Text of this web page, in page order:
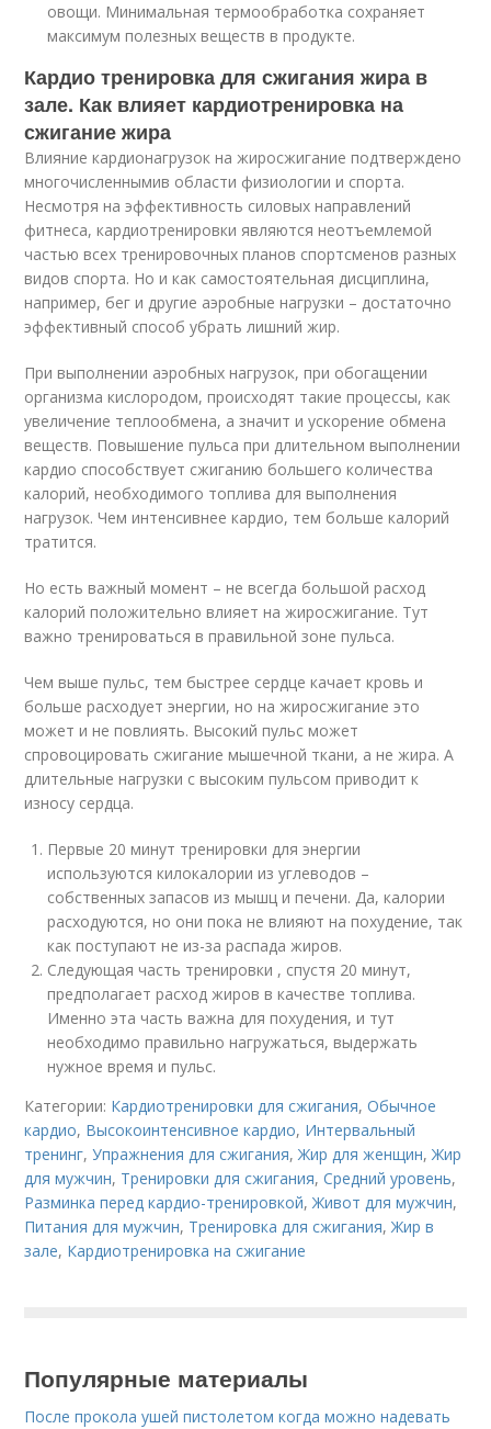
овощи. Минимальная термообработка сохраняет
максимум полезных веществ в продукте.
Кардио тренировка для сжигания жира в
зале. Как влияет кардиотренировка на
сжигание жира
Влияние кардионагрузок на жиросжигание подтверждено
многочисленнымив области физиологии и спорта.
Несмотря на эффективность силовых направлений
фитнеса, кардиотренировки являются неотъемлемой
частью всех тренировочных планов спортсменов разных
видов спорта. Но и как самостоятельная дисциплина,
например, бег и другие аэробные нагрузки – достаточно
эффективный способ убрать лишний жир.
При выполнении аэробных нагрузок, при обогащении
организма кислородом, происходят такие процессы, как
увеличение теплообмена, а значит и ускорение обмена
веществ. Повышение пульса при длительном выполнении
кардио способствует сжиганию большего количества
калорий, необходимого топлива для выполнения
нагрузок. Чем интенсивнее кардио, тем больше калорий
тратится.
Но есть важный момент – не всегда большой расход
калорий положительно влияет на жиросжигание. Тут
важно тренироваться в правильной зоне пульса.
Чем выше пульс, тем быстрее сердце качает кровь и
больше расходует энергии, но на жиросжигание это
может и не повлиять. Высокий пульс может
спровоцировать сжигание мышечной ткани, а не жира. А
длительные нагрузки с высоким пульсом приводит к
износу сердца.
Первые 20 минут тренировки для энергии
используются килокалории из углеводов –
собственных запасов из мышц и печени. Да, калории
расходуются, но они пока не влияют на похудение, так
как поступают не из-за распада жиров.
Следующая часть тренировки , спустя 20 минут,
предполагает расход жиров в качестве топлива.
Именно эта часть важна для похудения, и тут
необходимо правильно нагружаться, выдержать
нужное время и пульс.
Категории: Кардиотренировки для сжигания,Обычное
кардио, Высокоинтенсивное кардио, Интервальный
тренинг,Упражнения для сжигания,Жир для женщин,Жир
для мужчин, Тренировки для сжигания,Средний уровень,
Разминка перед кардио-тренировкой,Живот для мужчин,
Питания для мужчин, Тренировка для сжигания,Жир в
зале, Кардиотренировка на сжигание
Популярные материалы
После прокола ушей пистолетом когда можно надевать